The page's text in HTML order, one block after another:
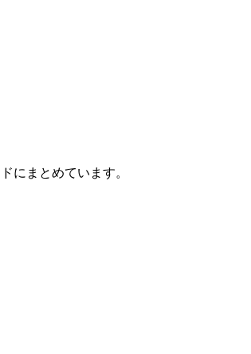
にまとめています。